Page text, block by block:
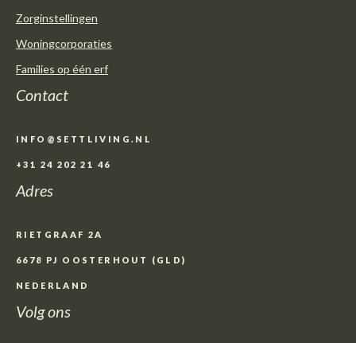
Zorginstellingen
Woningcorporaties
Families op één erf
Contact
INFO@SETTLIVING.NL
+31 24 202 21 46
Adres
RIETGRAAF 2A
6678 PJ OOSTERHOUT (GLD)
NEDERLAND
Volg ons